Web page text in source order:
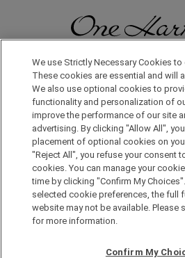
無論在日本國內還是在世界其他地方，
趣。只要申請成為One Harmony會員
申請加入會員，請
Copyright © Okura Nikko Hotel
個人信息保護方
We use Strictly Necessary Cookies
These cookies are essential and will
We also use optional cookies to
functionality and personalization of
improve the performance of our site
advertising. By clicking "Allow All",
placement of optional cookies on
"Reject All", you refuse your consent
cookies. You can manage your
time by clicking "Confirm My
selected cookie preferences, the full
website may not be available. Please
for more information.
Confirm My